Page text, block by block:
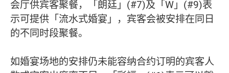
会厅供宾客聚餐，「朗廷」(#7)及「W」(#9)表
示可提供「流水式婚宴」，宾客会被安排在同日
的不同时段聚餐。
如婚宴场地的安排仍未能容纳合约订明的宾客人